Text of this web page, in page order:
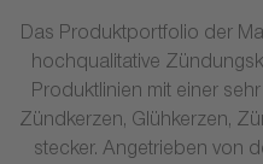
Das Produktportfolio der
hochqualitative
Produktlinien mit einer
Zündkerzen, Glühkerzen,
stecker. Angetrieben von